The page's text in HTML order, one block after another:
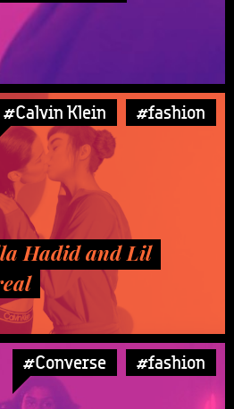
#Calvin Klein #fashion
Hadid and Lil
#Converse #fashion